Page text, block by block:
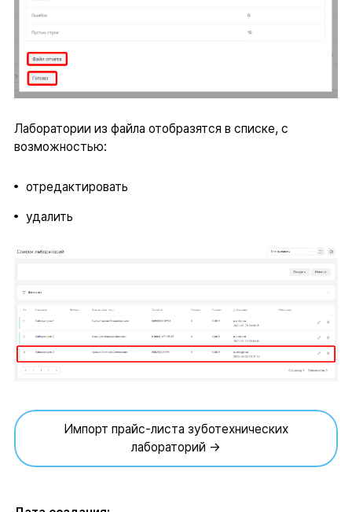
Лаборатории из файла отобразятся в списке, с
возможностью:
отредактировать
удалить
Импорт прайс-листа зуботехнических
лабораторий →